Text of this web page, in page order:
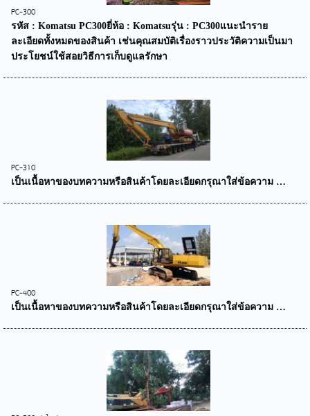
PC-300
รหัส : Komatsu PC300ยี่ห้อ : Komatsuรุ่น : PC300แนะนำราย
ละเอียดทั้งหมดของสินค้า เช่นคุณสมบัติเรื่องราวประวัติความเป็นมา
ประโยชน์ใช้สอยวิธีการเก็บดูแลรักษา
PC-310
เป็นเนื้อหาของบทความหรือสินค้าโดยละเอียดกรุณาใส่ข้อความ …
PC-400
เป็นเนื้อหาของบทความหรือสินค้าโดยละเอียดกรุณาใส่ข้อความ …